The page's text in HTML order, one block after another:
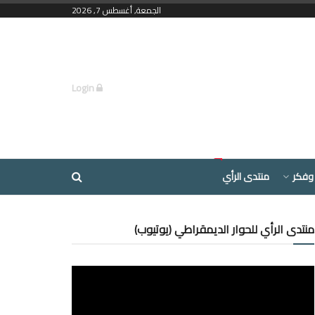
الجمعة, أغسطس 7, 2026
منتدى الرأي
منتدى الرأي للحوار الديمقراطي (يوتيوب)